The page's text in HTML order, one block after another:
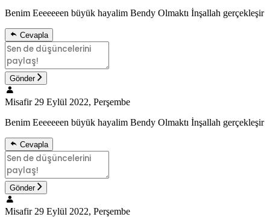
Benim Eeeeeeen büyük hayalim Bendy Olmaktı İnşallah gerçekleşir
Cevapla
Gönder
Misafir 29 Eylül 2022, Perşembe
Benim Eeeeeeen büyük hayalim Bendy Olmaktı İnşallah gerçekleşir
Cevapla
Gönder
Misafir 29 Eylül 2022, Perşembe